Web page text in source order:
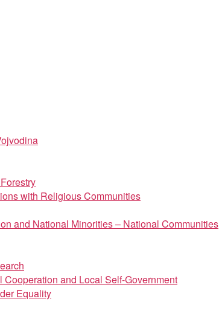
with Religious Communities
and National Minorities – National Communities
and Local Self-Government
Equality